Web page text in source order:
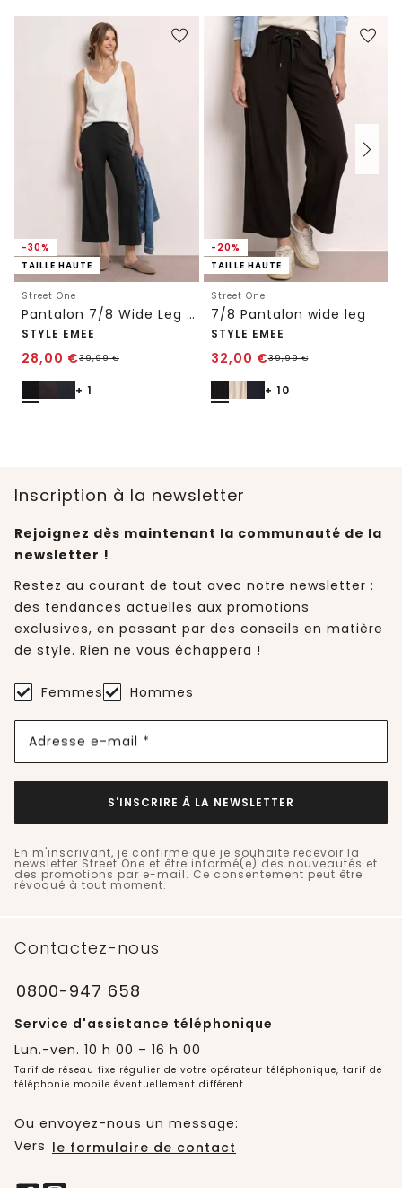
-30%
TAILLE HAUTE
Street One
Pantalon 7/8 Wide Leg en Loose Fit
STYLE EMEE
28,00 €39,99€
+ 1
-20%
TAILLE HAUTE
Street One
7/8 Pantalon wide leg
STYLE EMEE
32,00 €39,99€
+ 10
Inscription à la newsletter
Rejoignez dès maintenant la communauté de la
newsletter !
Restez au courant de tout avec notre newsletter :
des tendances actuelles aux promotions
exclusives, en passant par des conseils en matière
de style. Rien ne vous échappera !
Femmes Hommes
Adresse e-mail *
S'INSCRIRE À LA NEWSLETTER
En m'inscrivant, je confirme que je souhaite recevoir la
newsletter Street One et être informé(e) des nouveautés et
des promotions par e-mail. Ce consentement peut être
révoqué à tout moment.
Contactez-nous
0800-947 658
Service d'assistance téléphonique
Lun.-ven. 10 h 00 – 16 h 00
Tarif de réseau fixe régulier de votre opérateur téléphonique, tarif de
téléphonie mobile éventuellement différent.
Ou envoyez-nous un message:
Vers le formulaire de contact